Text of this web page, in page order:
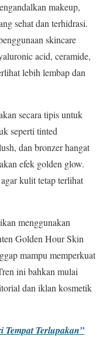
makeup,
sehat dan terhidrasi.
skincare
acid, ceramide,
lebih lembap dan
secara tipis untuk
seperti tinted
dan bronzer hangat
efek golden glow.
kulit tetap terlihat
menggunakan
Golden Hour Skin
mampu memperkuat
ini bahkan mulai
dan iklan kosmetik
Tempat Terlupakan”